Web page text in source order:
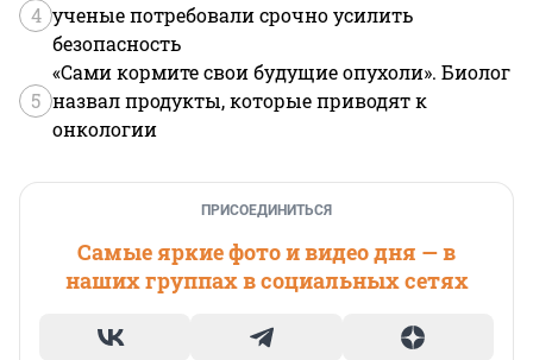
4 ученые потребовали срочно усилить
безопасность
5
«Сами кормите свои будущие опухоли». Биолог
назвал продукты, которые приводят к
онкологии
ПРИСОЕДИНИТЬСЯ
Самые яркие фото и видео дня — в
наших группах в социальных сетях